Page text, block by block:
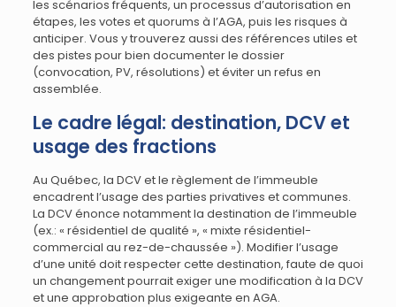
les scénarios fréquents, un processus d’autorisation en
étapes, les votes et quorums à l’AGA, puis les risques à
anticiper. Vous y trouverez aussi des références utiles et
des pistes pour bien documenter le dossier
(convocation, PV, résolutions) et éviter un refus en
assemblée.
Le cadre légal: destination, DCV et
usage des fractions
Au Québec, la DCV et le règlement de l’immeuble
encadrent l’usage des parties privatives et communes.
La DCV énonce notamment la destination de l’immeuble
(ex.: « résidentiel de qualité », « mixte résidentiel-
commercial au rez-de-chaussée »). Modifier l’usage
d’une unité doit respecter cette destination, faute de quoi
un changement pourrait exiger une modification à la DCV
et une approbation plus exigeante en AGA.